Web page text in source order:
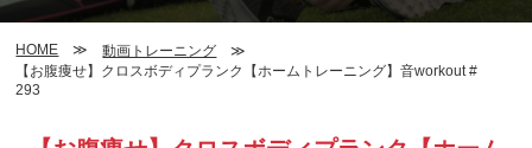
HOME
動画トレーニング
【お腹痩せ】クロスボディプランク【ホームトレーニング】音workout #
293